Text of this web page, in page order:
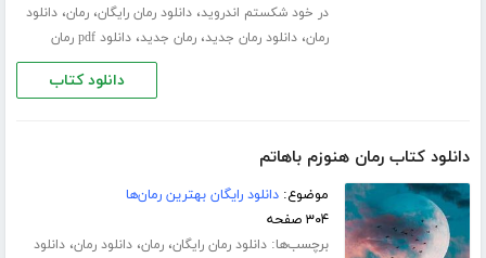
در خود شکستم اندروید،دانلود رمان رایگان،رمان،دانلود
رمان،دانلود رمان جدید،رمان جدید،دانلود pdf رمان
دانلود کتاب
دانلود کتاب رمان هنوزم باهاتم
موضوع:دانلود رایگان بهترین رمان‌ها
۳۰۴ صفحه
برچسب‌ها:دانلود رمان رایگان،رمان،دانلود رمان،دانلود